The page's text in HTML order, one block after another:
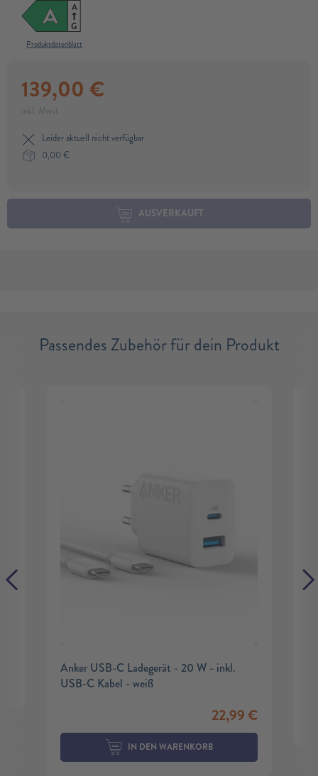
A
G
A
Produktdatenblatt
139,00 €
inkl. Mwst.
Leider aktuell nicht verfügbar
0,00 €
AUSVERKAUFT
Passendes Zubehör für dein Produkt
Anker USB-C Ladegerät - 20 W - inkl.
USB-C Kabel - weiß
22,99€
IN DEN WARENKORB